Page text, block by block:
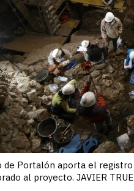
de Portalón aporta el
al proyecto. JAVIER